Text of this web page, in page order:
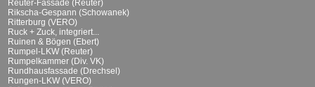
Reuter-Fassade (Reuter)
Rikscha-Gespann (Schowanek)
Ritterburg (VERO)
Ruck + Zuck, integriert...
Ruinen & Bögen (Ebert)
Rumpel-LKW (Reuter)
Rumpelkammer (Div. VK)
Rundhausfassade (Drechsel)
Rungen-LKW (VERO)